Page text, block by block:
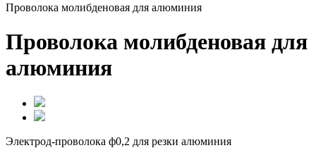
Проволока молибденовая для алюминия
Проволока молибденовая для
алюминия
Электрод-проволока ф0,2 для резки алюминия